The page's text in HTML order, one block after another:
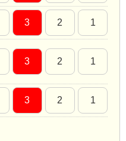
3 2 1
3 2 1
3 2 1